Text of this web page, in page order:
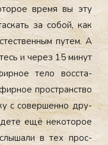
вре­мя вы эту
за со­бой, как
пу­тем. А
и че­рез 15 ми­нут
те­ло вос­ста­
прос­транс­тво
с со­вер­шенно дру­
ещё не­кото­рое
в тех прос­